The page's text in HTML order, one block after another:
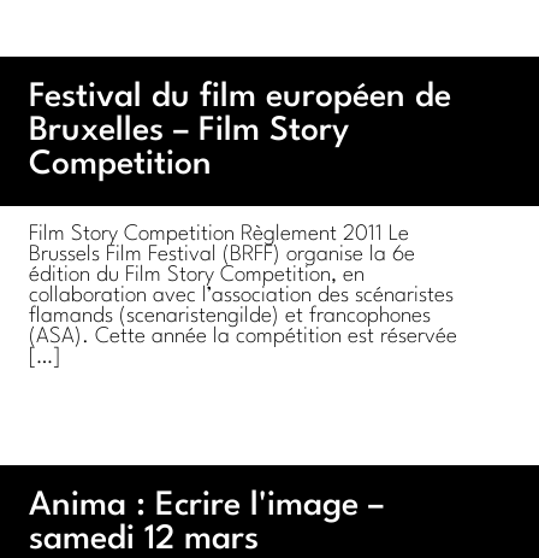
Festival du film européen de
Bruxelles – Film Story
Competition
Film Story Competition Règlement 2011 Le
Brussels Film Festival (BRFF) organise la 6e
édition du Film Story Competition, en
collaboration avec l’association des scénaristes
flamands (scenaristengilde) et francophones
(ASA). Cette année la compétition est réservée
[…]
Anima : Ecrire l'image –
samedi 12 mars